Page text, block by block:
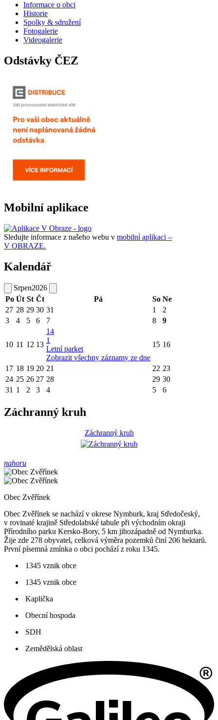
Informace o obci
Historie
Spolky & sdružení
Fotogalerie
Videogalerie
Odstávky ČEZ
Mobilní aplikace
Sledujte informace z našeho webu v mobilní aplikaci –
V OBRAZE.
Kalendář
Srpen2026
Po Út St Čt Pá So Ne
27 28 29 30 31 1
2
3
4 5 6 7 8 9
10 11 12 13
14
1
Letní parket
Zobrazit všechny záznamy ze dne
15 16
17 18 19 20 21 22 23
24 25 26 27 28 29 30
31 1 2 3 4 5 6
Záchranný kruh
Záchranný kruh
nahoru
Obec Zvěřínek
Obec Zvěřínek se nachází v okrese Nymburk, kraj Středočeský,
v rovinaté krajině Středolabské tabule při východním okraji
Přírodního parku Kersko-Bory, 5 km jihozápadně od Nymburka.
Žije zde 278 obyvatel, celková výměra pozemků činí 206 hektarů.
První písemná zmínka o obci pochází z roku 1345.
1345 vznik obce
1345 vznik obce
Kaplička
Obecní hospoda
SDH
Zemědělská oblast